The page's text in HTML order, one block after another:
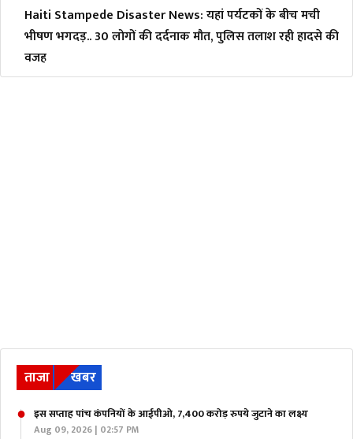
Haiti Stampede Disaster News: यहां पर्यटकों के बीच मची
भीषण भगदड़.. 30 लोगों की दर्दनाक मौत, पुलिस तलाश रही हादसे की
वजह
ताजा खबर
इस सप्ताह पांच कंपनियों के आईपीओ, 7,400 करोड़ रुपये जुटाने का लक्ष्य
Aug 09, 2026 | 02:57 PM